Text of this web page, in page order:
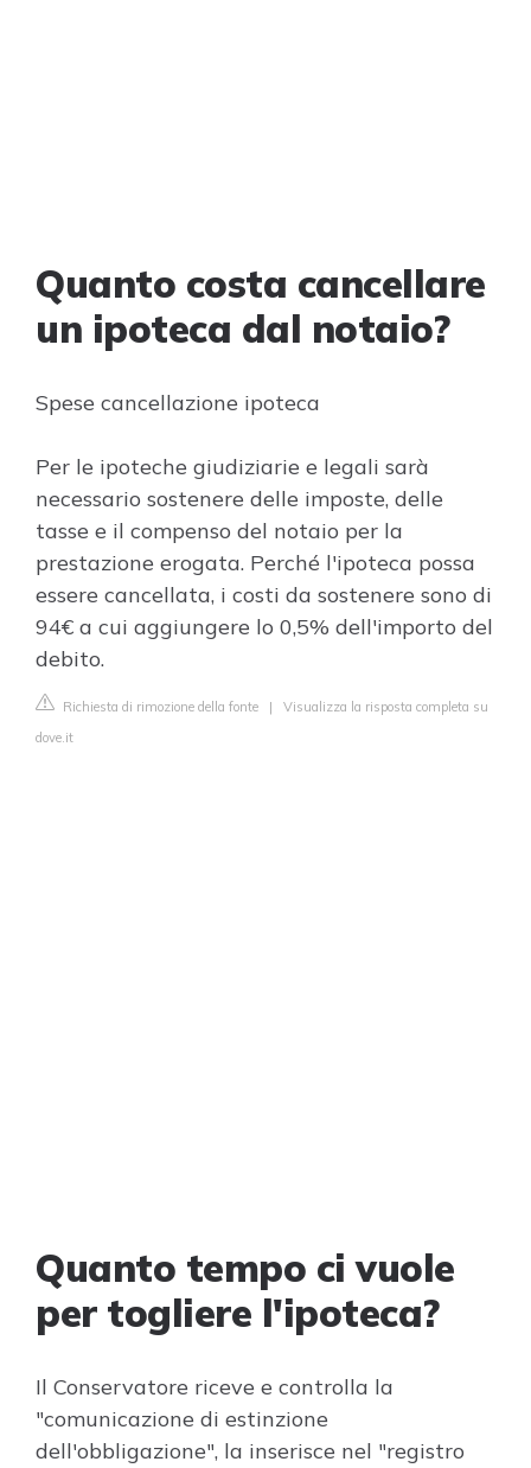
Quanto costa cancellare
un ipoteca dal notaio?
Spese cancellazione ipoteca
Per le ipoteche giudiziarie e legali sarà
necessario sostenere delle imposte, delle
tasse e il compenso del notaio per la
prestazione erogata. Perché l'ipoteca possa
essere cancellata, i costi da sostenere sono di
94€ a cui aggiungere lo 0,5% dell'importo del
debito.
Richiesta di rimozione della fonte | Visualizza la risposta completa su
dove.it
Quanto tempo ci vuole
per togliere l'ipoteca?
Il Conservatore riceve e controlla la
"comunicazione di estinzione
dell'obbligazione", la inserisce nel "registro